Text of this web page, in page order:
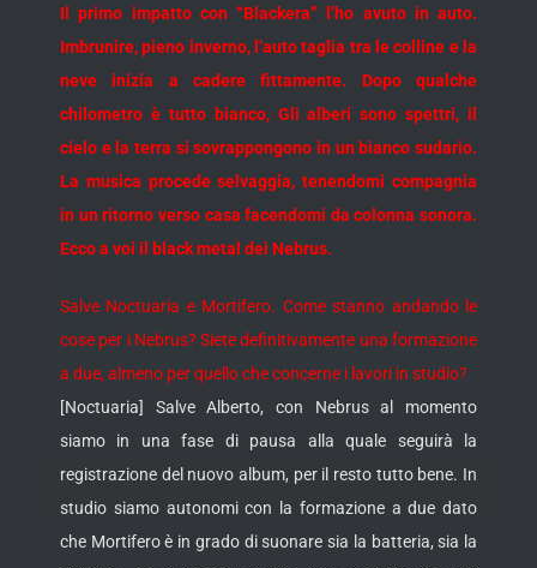
Il primo impatto con “Blackera” l’ho avuto in auto.
Imbrunire, pieno inverno, l’auto taglia tra le colline e la
neve inizia a cadere fittamente. Dopo qualche
chilometro è tutto bianco, Gli alberi sono spettri, il
cielo e la terra si sovrappongono in un bianco sudario.
La musica procede selvaggia, tenendomi compagnia
in un ritorno verso casa facendomi da colonna sonora.
Ecco a voi il black metal dei Nebrus.
Salve Noctuaria e Mortifero. Come stanno andando le
cose per i Nebrus? Siete definitivamente una formazione
a due, almeno per quello che concerne i lavori in studio?
[Noctuaria] Salve Alberto, con Nebrus al momento
siamo in una fase di pausa alla quale seguirà la
registrazione del nuovo album, per il resto tutto bene. In
studio siamo autonomi con la formazione a due dato
che Mortifero è in grado di suonare sia la batteria, sia la